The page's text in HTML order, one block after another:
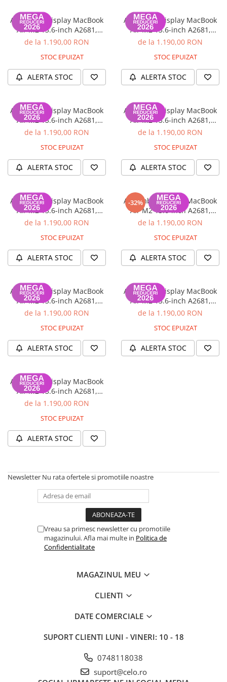
iPhone 16 Pro Max
iPhone 16 Pro
iPhone 16 Plus
iPhone 15 Pro
iPhone 16
iPhone 15 Plus
iPhone 15
iPhone 14 Pro Max
iPhone 14 Pro
iPhone 14 Plus
iPhone 14
iPhone 13 Pro Max
iPhone 13 Pro
iPhone 13 mini
iPhone 12 Pro Max
iPhone 12 Pro
iPhone 12
iPhone 12 mini
iPhone 11 Pro
iPhone 11
iPhone XR
iPhone 8 Plus
iPhone 8
iPhone 7 Plus
iPhone SE 2020 2nd
iPhone 6s Plus
Baterie iPhone
Ansamblu display MacBook
Air M2 13.6-inch A2681,
A3113, A3240, Grad B, Silver,
de la 1.190,00 RON
STOC EPUIZAT
ALERTA STOC
Ansamblu display MacBook
Air M2 13.6-inch A2681,
A3113, A3240, Grad A,
de la 1.190,00 RON
STOC EPUIZAT
ALERTA STOC
Ansamblu display MacBook
Air M2 13.6-inch A2681,
A3113, A3240, Grad A, Space
de la 1.190,00 RON
STOC EPUIZAT
ALERTA STOC
Ansamblu display MacBook
Air M2 13.6-inch A2681,
A3113, A3240, Grad A,
de la 1.190,00 RON
STOC EPUIZAT
ALERTA STOC
Ansamblu display MacBook
Air M2 13.6-inch A2681,
A3113, A3240, Grad A, Silver,
de la 1.190,00 RON
STOC EPUIZAT
ALERTA STOC
-32%
Ansamblu display MacBook
Air M2 13.6-inch A2681,
A3113, A3240, Nou, Space
de la 1.190,00 RON
STOC EPUIZAT
ALERTA STOC
Ansamblu display MacBook
Air M2 13.6-inch A2681,
A3113, A3240, Nou, Starlight,
de la 1.190,00 RON
STOC EPUIZAT
ALERTA STOC
Ansamblu display MacBook
Air M2 13.6-inch A2681,
A3113, A3240, Nou, Midnight,
de la 1.190,00 RON
STOC EPUIZAT
ALERTA STOC
Ansamblu display MacBook
Air M2 13.6-inch A2681,
A3113, A3240, Nou, Silver,
de la 1.190,00 RON
STOC EPUIZAT
ALERTA STOC
Newsletter Nu rata ofertele si promotiile noastre
Vreau sa primesc newsletter cu promotiile
magazinului. Afla mai multe in Politica de
Confidentialitate
MAGAZINUL MEU
CLIENTI
DATE COMERCIALE
SUPORT CLIENTI LUNI - VINERI: 10 - 18
0748118038
suport@celo.ro